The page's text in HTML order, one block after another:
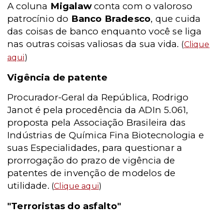
A coluna Migalawconta com o valoroso
patrocínio do Banco Bradesco, que cuida
das coisas de banco enquanto você se liga
nas outras coisas valiosas da sua vida. (Clique
aqui)
Vigência de patente
Procurador-Geral da República, Rodrigo
Janot é pela procedência da ADIn 5.061,
proposta pela Associação Brasileira das
Indústrias de Química Fina Biotecnologia e
suas Especialidades, para questionar a
prorrogação do prazo de vigência de
patentes de invenção de modelos de
utilidade. (Clique aqui)
"Terroristas do asfalto"